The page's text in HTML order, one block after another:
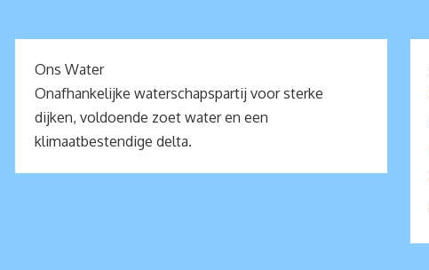
Ons Water
Onafhankelijke waterschapspartij voor sterke
dijken, voldoende zoet water en een
klimaatbestendige delta.